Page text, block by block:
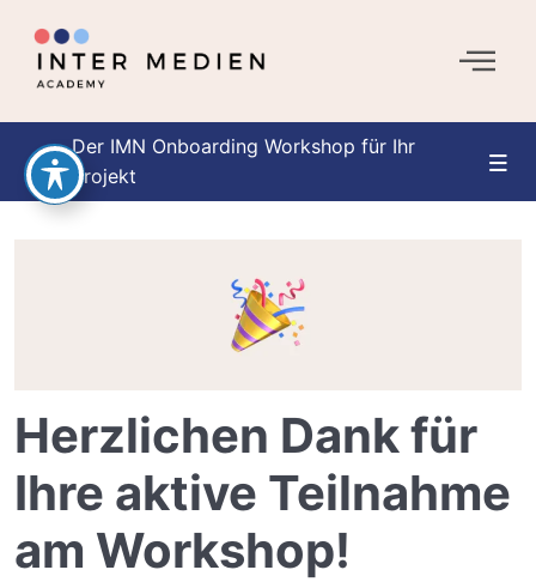
Abschluss des Workshops
Vielen Dank für Ihre Teilnahme!
Der IMN Onboarding Workshop für Ihr
Projekt
Herzlichen Dank für
Ihre aktive Teilnahme
am Workshop!